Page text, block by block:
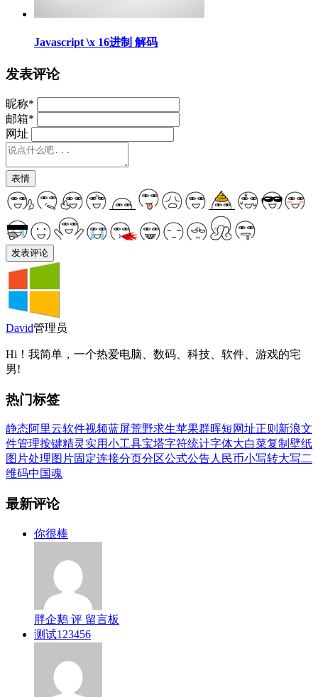
Javascript \x 16进制 解码
发表评论
昵称*
邮箱*
网址
表情
David管理员
Hi！我简单，一个热爱电脑、数码、科技、软件、游戏的宅
男!
热门标签
静态阿里云软件视频蓝屏荒野求生苹果群晖短网址正则 新浪文
件管理按键精灵 实用小工具宝塔字符统计字体大白菜复制 壁纸
图片处理图片固定连接分页分区公式公告人民币小写转大写二
维码中国魂
最新评论
你很棒
胖企鹅 评 留言板
测试123456